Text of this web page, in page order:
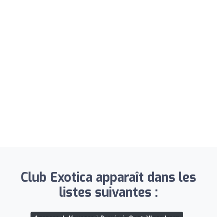
Club Exotica apparaît dans les
listes suivantes :